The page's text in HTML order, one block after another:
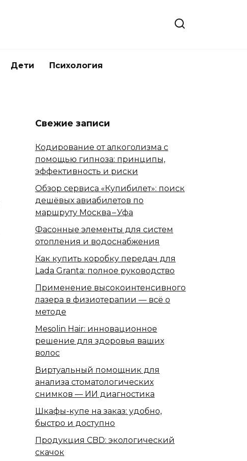
Дети Психология
Свежие записи
Кодирование от алкоголизма с
помощью гипноза: принципы,
эффективность и риски
Обзор сервиса «Купибилет»: поиск
дешёвых авиабилетов по
маршруту Москва – Уфа
Фасонные элементы для систем
отопления и водоснабжения
Как купить коробку передач для
Lada Granta: полное руководство
Применение высокоинтенсивного
лазера в физиотерапии — всё о
методе
Mesolin Hair: инновационное
решение для здоровья ваших
волос
Виртуальный помощник для
анализа стоматологических
снимков — ИИ диагностика
Шкафы-купе на заказ: удобно,
быстро и доступно
Продукция CBD: экологический
скачок